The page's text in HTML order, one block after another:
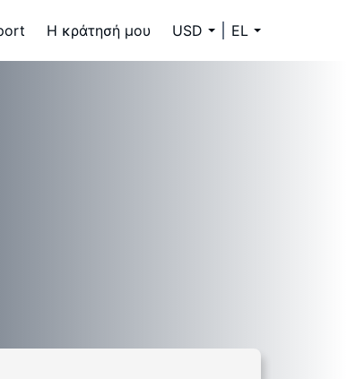
Η κράτησή μου USD EL